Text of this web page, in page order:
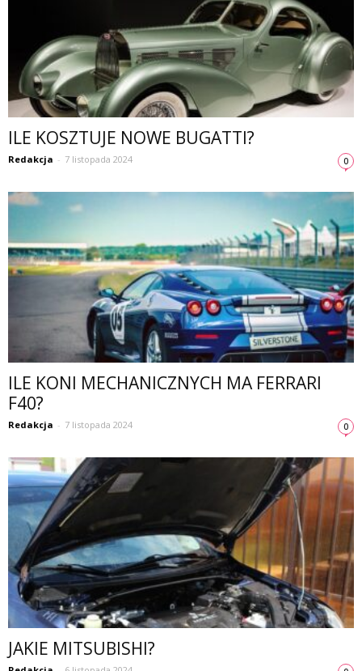
ILE KOSZTUJE NOWE BUGATTI?
Redakcja - 7 listopada 2024 0
ILE KONI MECHANICZNYCH MA FERRARI
F40?
Redakcja - 7 listopada 2024 0
JAKIE MITSUBISHI?